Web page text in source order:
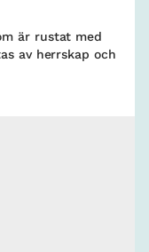
är rustat med
av herrskap och